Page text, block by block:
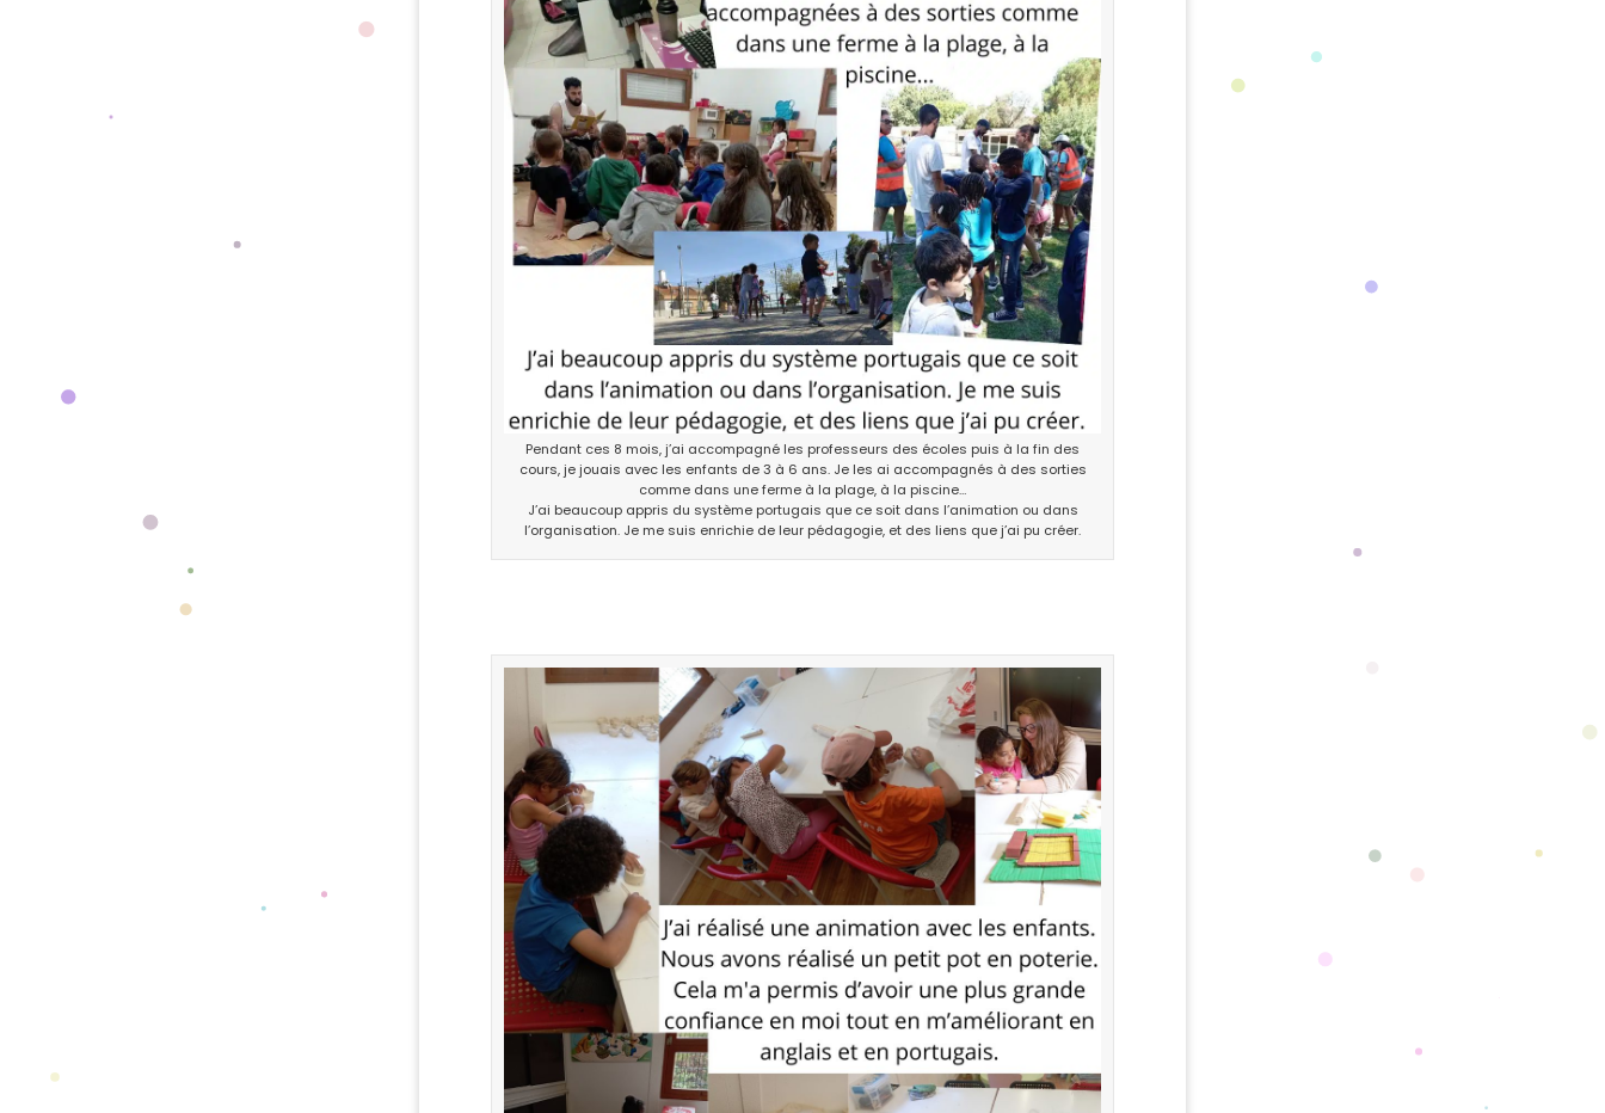
Pendant ces 8 mois, j’ai accompagné les professeurs des écoles puis à la fin des
cours, je jouais avec les enfants de 3 à 6 ans. Je les ai accompagnés à des sorties
comme dans une ferme à la plage, à la piscine…
J’ai beaucoup appris du système portugais que ce soit dans l’animation ou dans
l’organisation. Je me suis enrichie de leur pédagogie, et des liens que j’ai pu créer.